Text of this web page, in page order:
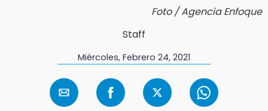
Foto / Agencia Enfoque
Staff
Miércoles, Febrero 24, 2021